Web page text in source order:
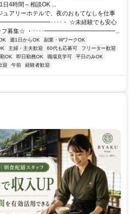
4時間～相談OK ...
アリーホテルで、夜のおもてなしを仕事
････・ ☆未経験でも安心
ッフ募集☆ ・････━━━━━━━━━━━━...
週1日からOK
副業・WワークOK
主婦・主夫歓迎 60代も応募可
フリーター歓迎
OK 即日勤務OK 職場見学可
平日のみOK
迎 午前 経験者歓迎